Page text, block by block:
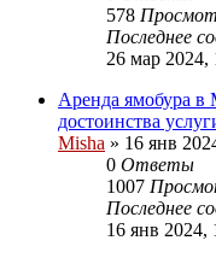
578
Последнее
26 мар 2024,
Аренда ямобура в
достоинства
Misha » 16 янв
0 Ответы
1007
Последнее
16 янв 2024,